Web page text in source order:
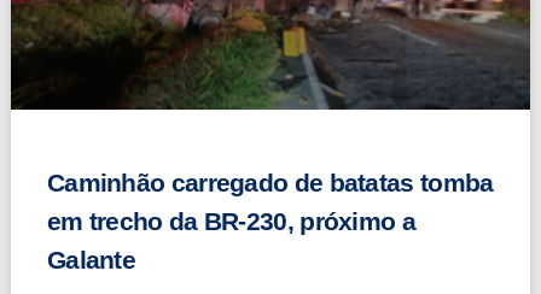
Caminhão carregado de batatas tomba
em trecho da BR-230, próximo a
Galante